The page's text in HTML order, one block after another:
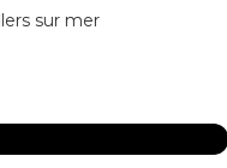
sur mer